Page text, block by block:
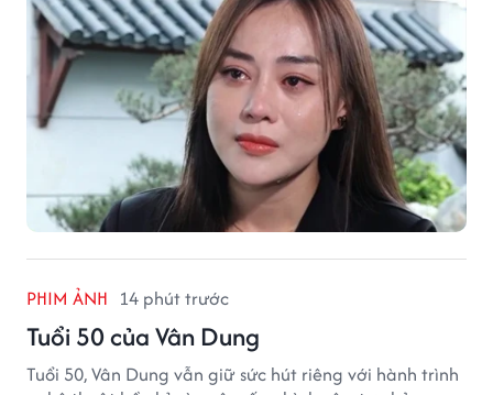
PHIM ẢNH 14 phút trước
Tuổi 50 của Vân Dung
Tuổi 50, Vân Dung vẫn giữ sức hút riêng với hành trình